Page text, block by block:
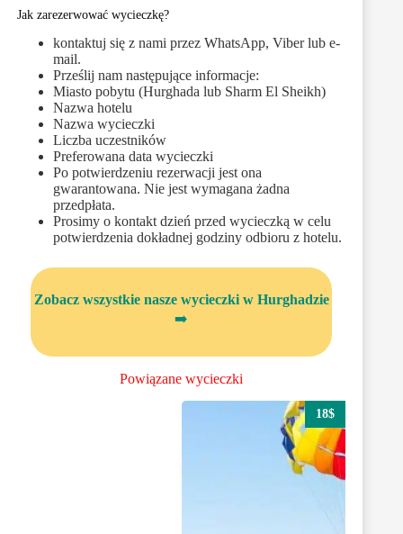
Jak zarezerwować wycieczkę?
kontaktuj się z nami przez WhatsApp, Viber lub e-
mail.
Prześlij nam następujące informacje:
Miasto pobytu (Hurghada lub Sharm El Sheikh)
Nazwa hotelu
Nazwa wycieczki
Liczba uczestników
Preferowana data wycieczki
Po potwierdzeniu rezerwacji jest ona
gwarantowana. Nie jest wymagana żadna
przedpłata.
Prosimy o kontakt dzień przed wycieczką w celu
potwierdzenia dokładnej godziny odbioru z hotelu.
Zobacz wszystkie nasze wycieczki w Hurghadzie
➡️
Powiązane wycieczki
18$